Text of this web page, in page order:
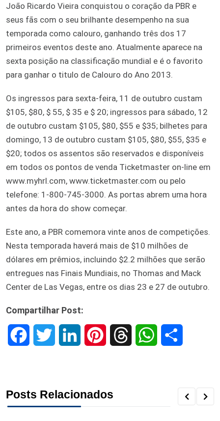
João Ricardo Vieira conquistou o coração da PBR e
seus fãs com o seu brilhante desempenho na sua
temporada como calouro, ganhando três dos 17
primeiros eventos deste ano. Atualmente aparece na
sexta posição na classificação mundial e é o favorito
para ganhar o titulo de Calouro do Ano 2013.
Os ingressos para sexta-feira, 11 de outubro custam
$105, $80, $ 55, $ 35 e $ 20; ingressos para sábado, 12
de outubro custam $105, $80, $55 e $35; bilhetes para
domingo, 13 de outubro custam $105, $80, $55, $35 e
$20; todos os assentos são reservados e disponíveis
em todos os pontos de venda Ticketmaster on-line em
www.myhrl.com, www.ticketmaster.com ou pelo
telefone: 1-800-745-3000. As portas abrem uma hora
antes da hora do show começar.
Este ano, a PBR comemora vinte anos de competições.
Nesta temporada haverá mais de $10 milhões de
dólares em prêmios, incluindo $2.2 milhões que serão
entregues nas Finais Mundiais, no Thomas and Mack
Center de Las Vegas, entre os dias 23 e 27 de outubro.
Compartilhar Post:
e t k t
Posts Relacionados